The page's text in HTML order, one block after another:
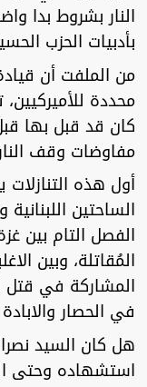
النار بشروط بدا
بأدبيات الحزب
من الملفت أن
محددة
كان قد قبل بها
مفاوضات وقف
أول هذه
الساحتين
الفصل التام بين
المُقاتلة، وبين
المشاركة في قتل
في الحصار
هل كان السيد
استشهاده وحتى